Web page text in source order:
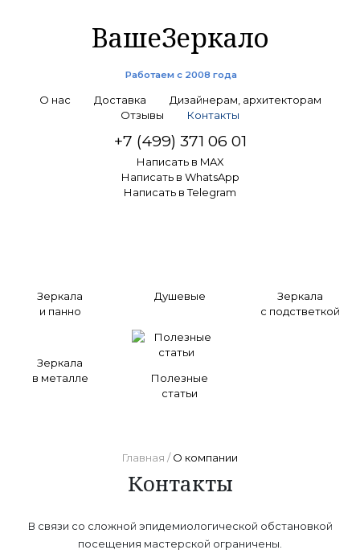
ВашеЗеркало
Работаем с 2008 года
О нас Доставка
Дизайнерам, архитекторам
Отзывы
Контакты
+7 (499) 371 06 01
Написать в MAX
Написать в WhatsApp
Написать в Telegram
Зеркала
и панно
Душевые
Зеркала
с подстветкой
Зеркала
в металле
Полезные
статьи
Главная /О компании
Контакты
В связи со сложной эпидемиологической обстановкой
посещения мастерской ограничены.